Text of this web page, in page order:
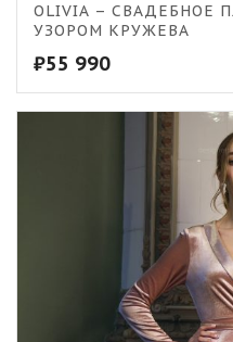
OLIVIA – СВАДЕБНОЕ
УЗОРОМ КРУЖЕВА
₽55 990